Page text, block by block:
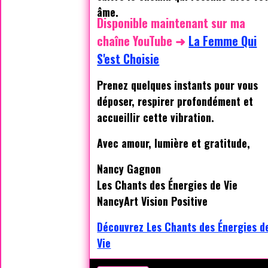
âme.
Disponible maintenant sur ma
chaîne YouTube ➜ La Femme Qui
S'est Choisie
Prenez quelques instants pour vous
déposer, respirer profondément et
accueillir cette vibration.
Avec amour, lumière et gratitude,
Nancy Gagnon
Les Chants des Énergies de Vie
NancyArt Vision Positive
Découvrez Les Chants des Énergies
Vie